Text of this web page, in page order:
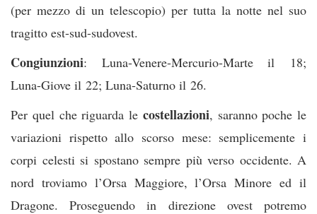
(per mezzo di un telescopio) per tutta la notte nel suo
tragitto est-sud-sudovest.
Congiunzioni: Luna-Venere-Mercurio-Marte il 18;
Luna-Giove il 22; Luna-Saturno il 26.
Per quel che riguarda le costellazioni, saranno poche le
variazioni rispetto allo scorso mese: semplicemente i
corpi celesti si spostano sempre più verso occidente. A
nord troviamo l’Orsa Maggiore, l’Orsa Minore ed il
Dragone. Proseguendo in direzione ovest potremo